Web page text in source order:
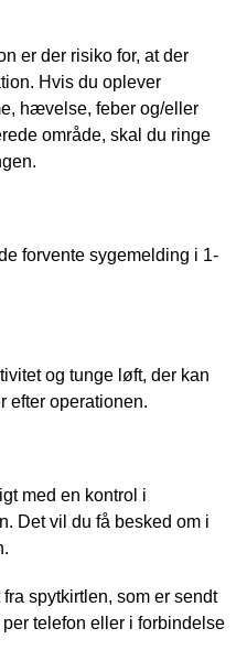
er der risiko for, at der
Hvis du oplever
hævelse, feber og/eller
område, skal du ringe
forvente sygemelding i 1-
og tunge løft, der kan
efter operationen.
med en kontrol i
Det vil du få besked om i
spytkirtlen, som er sendt
telefon eller i forbindelse